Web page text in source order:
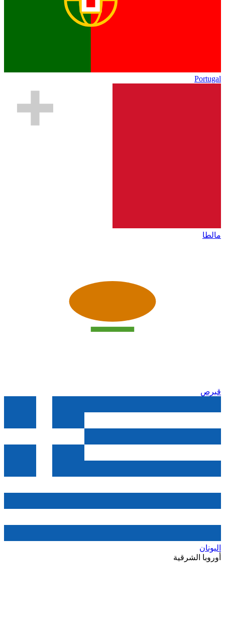
Portugal
مالطا
قبرص
اليونان
أوروبا الشرقية